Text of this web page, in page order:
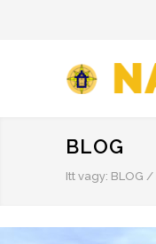
BLOG
Itt vagy: BLOG /